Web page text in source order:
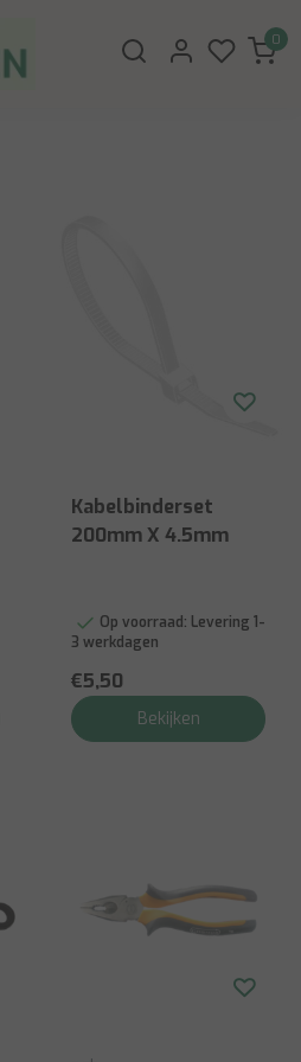
0
Kabelbinderset
200mm X 4.5mm
Op voorraad: Levering 1-
3 werkdagen
€5,50
Bekijken